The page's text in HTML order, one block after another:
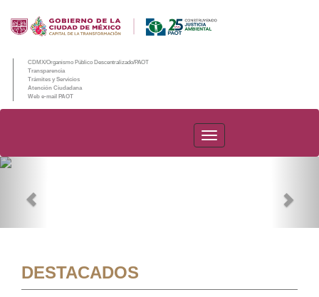
CDMX/Organismo Público Descentralizado/PAOT
Transparencia
Trámites y Servicios
Atención Ciudadana
Web e-mail PAOT
PAOT
DESTACADOS